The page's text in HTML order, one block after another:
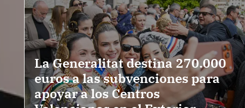
La Generalitat destina 270.000
euros a las subvenciones para
apoyar a los Centros